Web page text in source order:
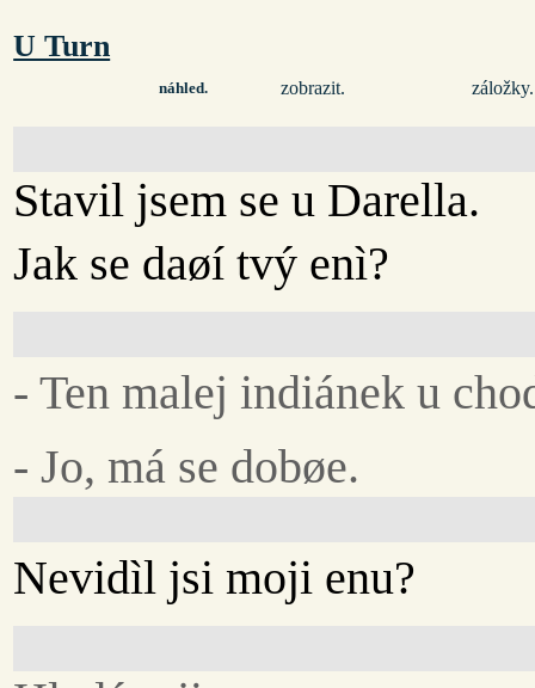
U Turn
náhled. zobrazit. záložky.
Stavil jsem se u Darella.
Jak se daøí tvý enì?
- Ten malej indiánek u
- Jo, má se dobøe.
Nevidìl jsi moji enu?